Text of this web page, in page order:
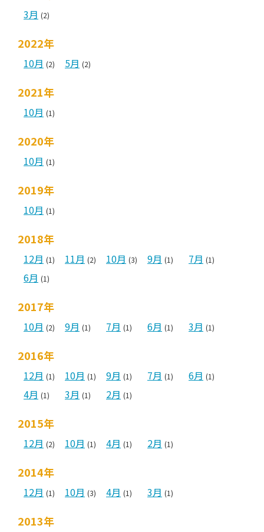
3月 (2)
2022年
10月 (2) 5月 (2)
2021年
10月 (1)
2020年
10月 (1)
2019年
10月 (1)
2018年
12月 (1) 11月 (2) 10月 (3) 9月 (1) 7月 (1)
6月 (1)
2017年
10月 (2) 9月 (1) 7月 (1) 6月 (1) 3月 (1)
2016年
12月 (1) 10月 (1) 9月 (1) 7月 (1) 6月 (1)
4月 (1) 3月 (1) 2月 (1)
2015年
12月 (2) 10月 (1) 4月 (1) 2月 (1)
2014年
12月 (1) 10月 (3) 4月 (1) 3月 (1)
2013年